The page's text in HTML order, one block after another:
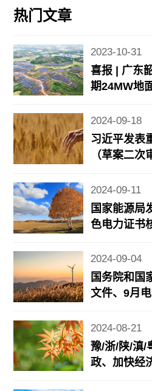
热门文章
2023-10-31
喜报 | 广东
期24MW地
2024-09-18
习近平发表
（草案二次
情况公布……
2024-09-11
国家能源局
色电力证书
方风光储新
2024-09-04
国务院和国
文件、9月
政策更新……
2024-08-21
豫/浙/陕/滇/
政、加快经